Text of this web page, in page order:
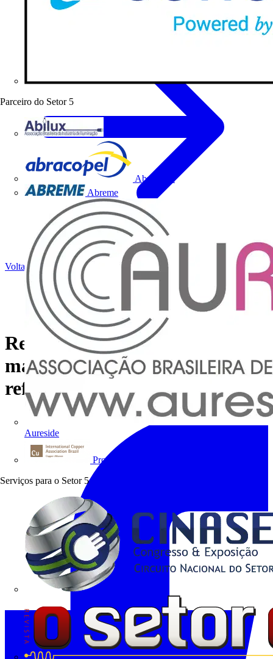
Parceiro do Setor 5
Abracopel
Abreme
Aureside
Procobre
Serviços para o Setor 5
Voltar para Notícias
Respondemos às perguntas
mais frequentes sobre IA e
refrigeração líquida